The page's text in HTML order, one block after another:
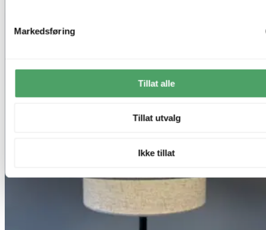
Markedsføring
Tillat alle
Tillat utvalg
Ikke tillat